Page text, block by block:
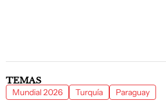
TEMAS
Mundial 2026 Turquía Paraguay